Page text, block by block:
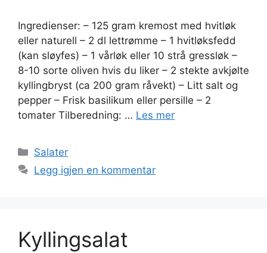
Ingredienser: – 125 gram kremost med hvitløk
eller naturell – 2 dl lettrømme – 1 hvitløksfedd
(kan sløyfes) – 1 vårløk eller 10 strå gressløk –
8-10 sorte oliven hvis du liker – 2 stekte avkjølte
kyllingbryst (ca 200 gram råvekt) – Litt salt og
pepper – Frisk basilikum eller persille – 2
tomater Tilberedning: … Les mer
Kategorier
Salater
Legg igjen en kommentar
Kyllingsalat